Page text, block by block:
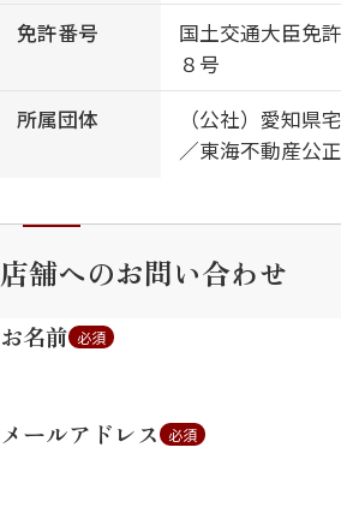
免許番号
国土交通大臣免
８号
所属団体
（公社）愛知県
／東海不動産公
店舗へのお問い合わせ
お名前 必須
メールアドレス 必須